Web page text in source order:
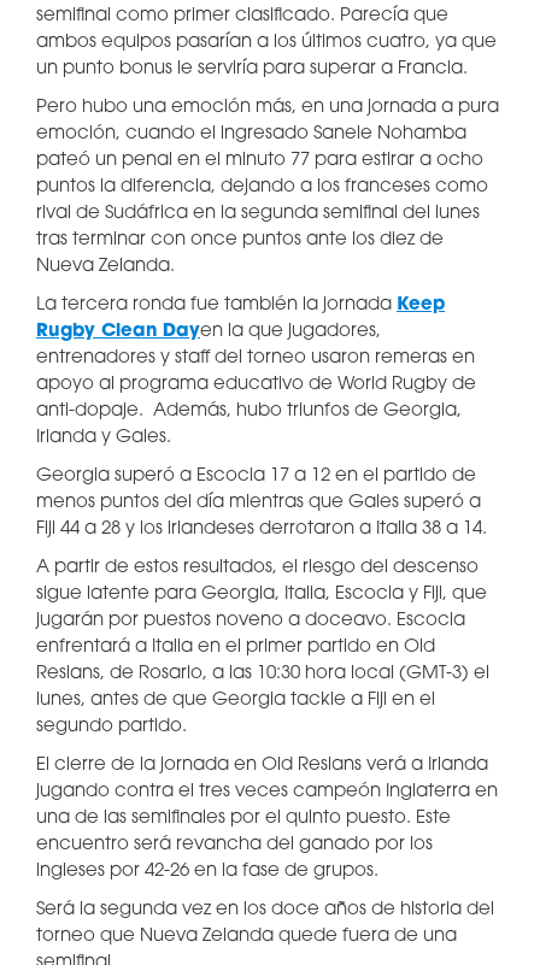
semifinal como primer clasificado. Parecía que
ambos equipos pasarían a los últimos cuatro, ya que
un punto bonus le serviría para superar a Francia.
Pero hubo una emoción más, en una jornada a pura
emoción, cuando el ingresado Sanele Nohamba
pateó un penal en el minuto 77 para estirar a ocho
puntos la diferencia, dejando a los franceses como
rival de Sudáfrica en la segunda semifinal del lunes
tras terminar con once puntos ante los diez de
Nueva Zelanda.
La tercera ronda fue también la jornada Keep
Rugby Clean Dayen la que jugadores,
entrenadores y staff del torneo usaron remeras en
apoyo al programa educativo de World Rugby de
anti-dopaje. Además, hubo triunfos de Georgia,
Irlanda y Gales.
Georgia superó a Escocia 17 a 12 en el partido de
menos puntos del día mientras que Gales superó a
Fiji 44 a 28 y los irlandeses derrotaron a Italia 38 a 14.
A partir de estos resultados, el riesgo del descenso
sigue latente para Georgia, Italia, Escocia y Fiji, que
jugarán por puestos noveno a doceavo. Escocia
enfrentará a Italia en el primer partido en Old
Resians, de Rosario, a las 10:30 hora local (GMT-3) el
lunes, antes de que Georgia tackle a Fiji en el
segundo partido.
El cierre de la jornada en Old Resians verá a Irlanda
jugando contra el tres veces campeón Inglaterra en
una de las semifinales por el quinto puesto. Este
encuentro será revancha del ganado por los
ingleses por 42-26 en la fase de grupos.
Será la segunda vez en los doce años de historia del
torneo que Nueva Zelanda quede fuera de una